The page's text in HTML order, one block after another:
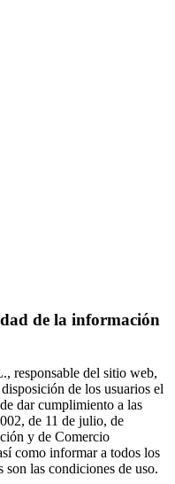
de la información
responsable del sitio web,
de los usuarios el
dar cumplimiento a las
de 11 de julio, de
y de Comercio
como informar a todos los
son las condiciones de uso.